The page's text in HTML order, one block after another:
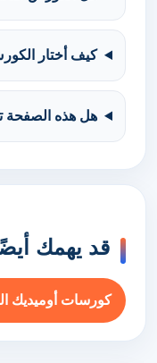
كيف أختار
هل هذه الصفحة
قد يهمك
كورسات أوميديك